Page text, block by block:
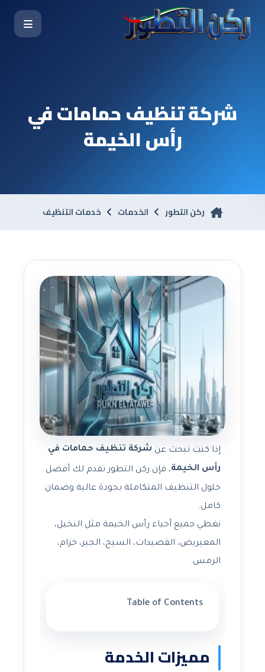
شركة تنظيف حمامات في
رأس الخيمة
ركن التطور الخدمات خدمات التنظيف
إذا كنت تبحث عن شركة تنظيف حمامات في
رأس الخيمة، فإن ركن التطور تقدم لك أفضل
حلول التنظيف المتكاملة بجودة عالية وضمان
كامل.
نغطي جميع أحياء رأس الخيمة مثل النخيل،
المعيريض، القصيدات، السيح، الجير، خزام،
الرمس.
Table of Contents
مميزات الخدمة